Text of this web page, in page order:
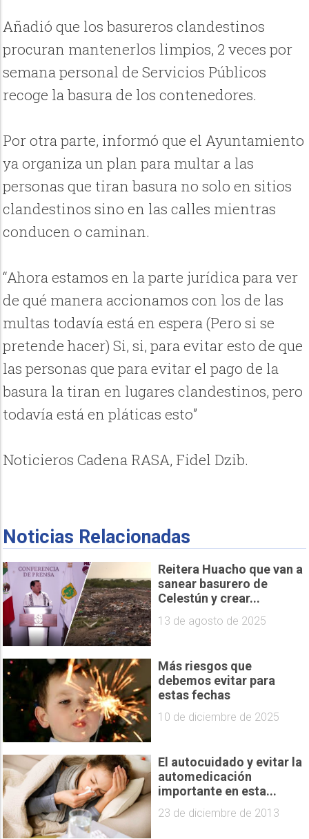
Añadió que los basureros clandestinos
procuran mantenerlos limpios, 2 veces por
semana personal de Servicios Públicos
recoge la basura de los contenedores.
Por otra parte, informó que el Ayuntamiento
ya organiza un plan para multar a las
personas que tiran basura no solo en sitios
clandestinos sino en las calles mientras
conducen o caminan.
“Ahora estamos en la parte jurídica para ver
de qué manera accionamos con los de las
multas todavía está en espera (Pero si se
pretende hacer) Si, si, para evitar esto de que
las personas que para evitar el pago de la
basura la tiran en lugares clandestinos, pero
todavía está en pláticas esto”
Noticieros Cadena RASA, Fidel Dzib.
Noticias Relacionadas
Reitera Huacho que van a
sanear basurero de
Celestún y crear...
13 de agosto de 2025
Más riesgos que
debemos evitar para
estas fechas
10 de diciembre de 2025
El autocuidado y evitar la
automedicación
importante en esta...
23 de diciembre de 2013